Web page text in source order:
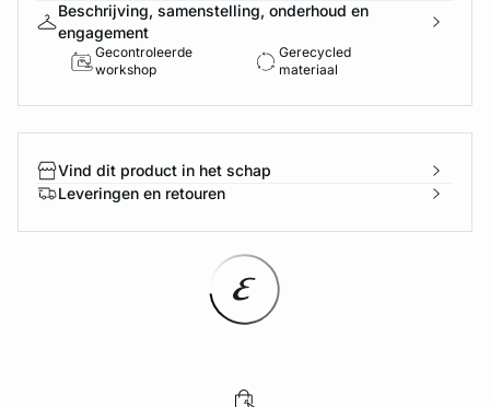
Beschrijving, samenstelling, onderhoud en
engagement
Gecontroleerde
workshop
Gerecycled
materiaal
Vind dit product in het schap
Leveringen en retouren